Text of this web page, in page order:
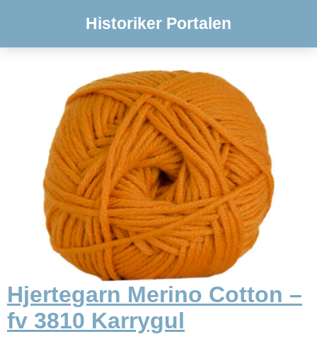
Historiker Portalen
Hjertegarn Merino Cotton –
fv 3810 Karrygul